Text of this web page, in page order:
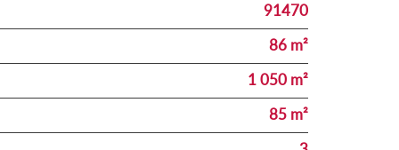
91470
86 m²
1 050 m²
85 m²